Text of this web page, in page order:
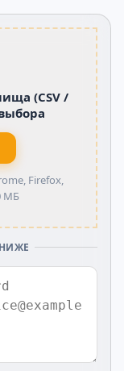
(CSV /
Firefox,
МБ
НИЖЕ